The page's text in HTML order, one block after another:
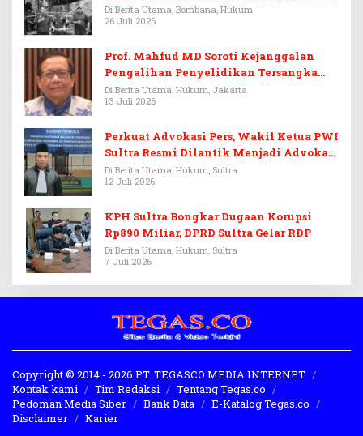
Di Berita Utama, Bombana, Hukum
26 Juli 2026
Prof. Mahfud MD Soroti Kejanggalan
Pengalihan Penyelidikan Tersangka
Febrie Adriansyah
Di Berita Utama, Hukum, Jakarta
13 Juli 2026
Perkuat Advokasi Pers, Wakil Ketua PWI
Sultra Resmi Dilantik Menjadi Advokat
PERADI
Di Berita Utama, Hukum, Sultra
12 Juli 2026
KPH Sultra Bongkar Dugaan Korupsi
Rp890 Miliar, DPRD Sultra Gelar RDP
Di Berita Utama, Hukum, Sultra
7 Juli 2026
Copyright © 2014 - 2026 PT. TEGASCO MEDIA INTERNET
Kontak kami
Tim Redaksi
Tentang Tegas.co
Pedoman Media Siber
Bank Data
E-Katalog Tegas.co
Disclaimer
Karier